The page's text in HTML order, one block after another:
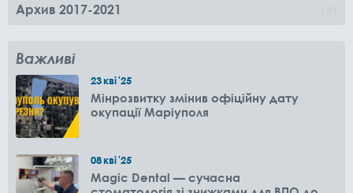
Архив 2017-2021
Важливі
23кві'25
Мінрозвитку змінив офіційну дату
окупації Маріуполя
08кві'25
Magic Dental — сучасна